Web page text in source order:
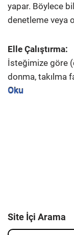
yapar. Böylece
denetleme veya
Elle Çalıştırma:
İsteğimize göre
donma, takılma
Oku
Site İçi Arama